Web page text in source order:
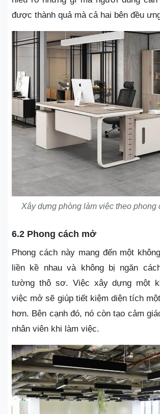
được thành quả mà cả hai bên đều
Xây dựng phòng làm việc theo phong
6.2 Phong cách mở
Phong cách này mang đến một
liền kề nhau và không bị ngăn
tường thô sơ. Việc xây dựng một
việc mở sẽ giúp tiết kiệm diện tích
hơn. Bên cạnh đó, nó còn tạo cảm
nhân viên khi làm việc.